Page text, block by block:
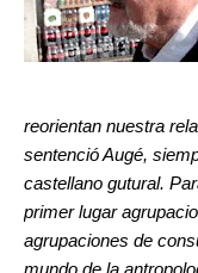
reorientan nuestra
sentenció Augé,
castellano gutural.
primer lugar
agrupaciones de